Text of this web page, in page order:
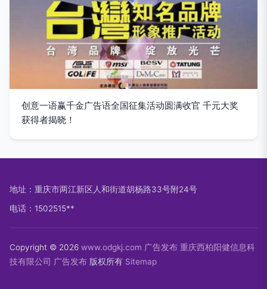
创意一语赢千金广告语全国征集活动圆满收官 千元大奖
获得者揭晓！
地址：重庆市两江新区人和街道胡杨路33号附24号
电话：1502515**
Copyright © 2026 www.odgkj.com 广告发布 重庆西柏阳健信息科
技有限公司 广告发布 版权所有 Sitemap